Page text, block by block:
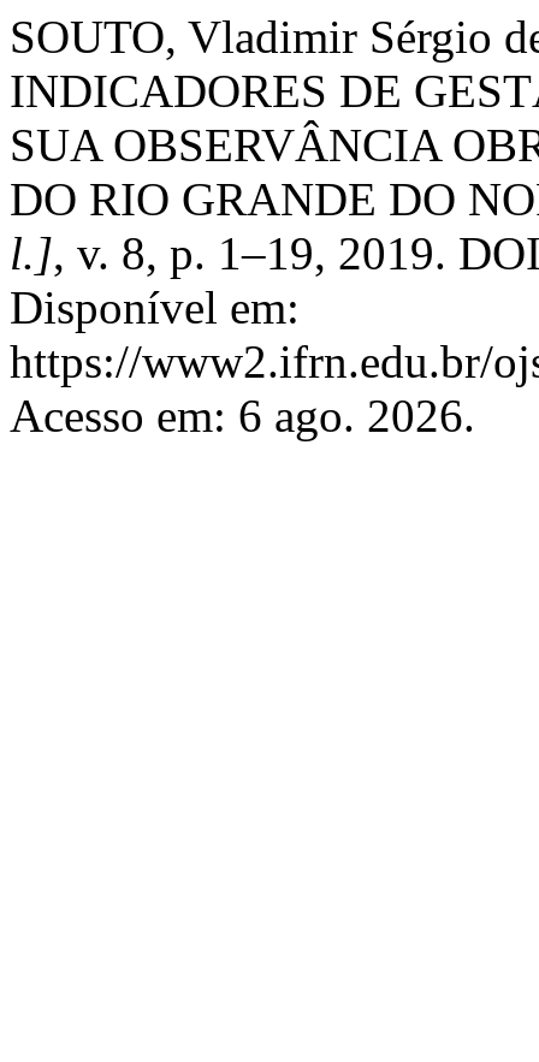
SOUTO, Vladimir Sérgio
INDICADORES DE
SUA OBSERVÂNCIA
DO RIO GRANDE DO
l.], v. 8, p. 1–19, 2019.
Disponível em:
https://www2.ifrn.edu.br/
Acesso em: 6 ago. 2026.